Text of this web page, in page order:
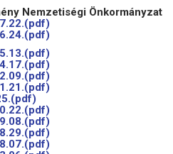
Nemzetiségi Önkormányzat